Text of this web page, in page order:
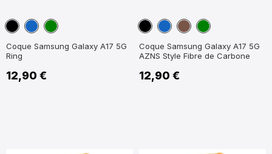
NoirBleuVert
Coque Samsung Galaxy A17 5G
Ring
12,90 €
NoirBleuMarron
Vert
Coque Samsung Galaxy A17 5G
AZNS Style Fibre de Carbone
12,90 €